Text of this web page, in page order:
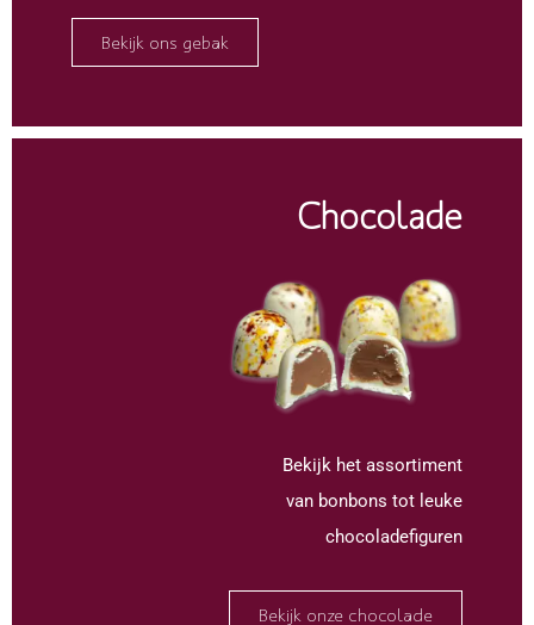
Bekijk ons gebak
Chocolade
Bekijk het assortiment
van bonbons tot leuke
chocoladefiguren
Bekijk onze chocolade